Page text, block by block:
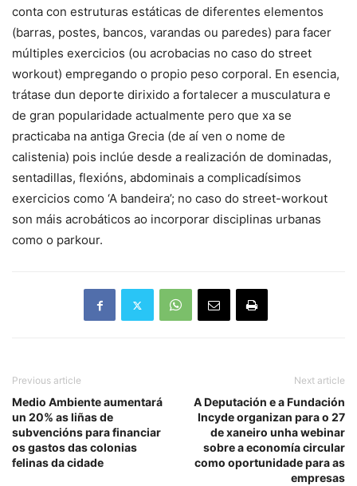
conta con estruturas estáticas de diferentes elementos
(barras, postes, bancos, varandas ou paredes) para facer
múltiples exercicios (ou acrobacias no caso do street
workout) empregando o propio peso corporal. En esencia,
trátase dun deporte dirixido a fortalecer a musculatura e
de gran popularidade actualmente pero que xa se
practicaba na antiga Grecia (de aí ven o nome de
calistenia) pois inclúe desde a realización de dominadas,
sentadillas, flexións, abdominais a complicadísimos
exercicios como ‘A bandeira’; no caso do street-workout
son máis acrobáticos ao incorporar disciplinas urbanas
como o parkour.
Previous article
Medio Ambiente aumentará
un 20% as liñas de
subvencións para financiar
os gastos das colonias
felinas da cidade
Next article
A Deputación e a Fundación
Incyde organizan para o 27
de xaneiro unha webinar
sobre a economía circular
como oportunidade para as
empresas